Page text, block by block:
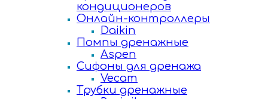
кондиционеров
Онлайн-контроллеры
Daikin
Помпы дренажные
Aspen
Сифоны для дренажа
Vecam
Трубки дренажные